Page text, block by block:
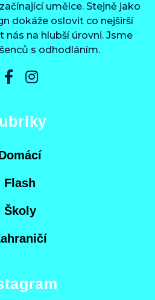
umělce. Stejně jako
dokáže oslovit co nejširší
na hlubší úrovni. Jsme
s odhodláním.
Flash
Školy